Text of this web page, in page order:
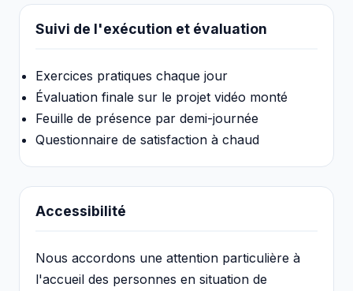
Suivi de l'exécution et évaluation
Exercices pratiques chaque jour
Évaluation finale sur le projet vidéo monté
Feuille de présence par demi-journée
Questionnaire de satisfaction à chaud
Accessibilité
Nous accordons une attention particulière à
l'accueil des personnes en situation de